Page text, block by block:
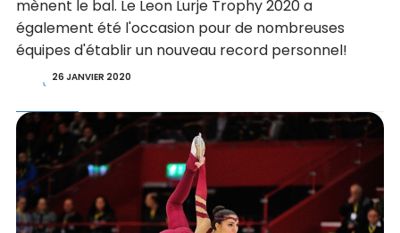
mènent le bal. Le Leon Lurje Trophy 2020 a
également été l'occasion pour de nombreuses
équipes d'établir un nouveau record personnel!
26 JANVIER 2020